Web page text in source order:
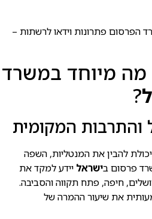
הפרסום פתרונות וידאו לרשתות –
מה מיוחד במשרד
?
והתרבות המקומית
להבין את המנטליות, השפה
פרסום בישראל יידע למקד את
חיפה, פתח תקווה והסביבה.
את שיעור ההמרה של